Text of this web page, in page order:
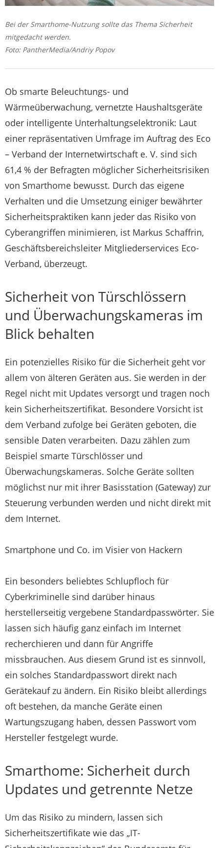
Bei der Smarthome-Nutzung sollte das Thema Sicherheit
mitgedacht werden.
Foto: PantherMedia/Andriy Popov
Ob smarte Beleuchtungs- und
Wärmeüberwachung, vernetzte Haushaltsgeräte
oder intelligente Unterhaltungselektronik: Laut
einer repräsentativen Umfrage im Auftrag des Eco
– Verband der Internetwirtschaft e. V. sind sich
61,4 % der Befragten möglicher Sicherheitsrisiken
von Smarthome bewusst. Durch das eigene
Verhalten und die Umsetzung einiger bewährter
Sicherheitspraktiken kann jeder das Risiko von
Cyberangriffen minimieren, ist Markus Schaffrin,
Geschäftsbereichsleiter Mitgliederservices Eco-
Verband, überzeugt.
Sicherheit von Türschlössern
und Überwachungskameras im
Blick behalten
Ein potenzielles Risiko für die Sicherheit geht vor
allem von älteren Geräten aus. Sie werden in der
Regel nicht mit Updates versorgt und tragen noch
kein Sicherheitszertifikat. Besondere Vorsicht ist
dem Verband zufolge bei Geräten geboten, die
sensible Daten verarbeiten. Dazu zählen zum
Beispiel smarte Türschlösser und
Überwachungskameras. Solche Geräte sollten
möglichst nur mit ihrer Basisstation (Gateway) zur
Steuerung verbunden werden und nicht direkt mit
dem Internet.
Smartphone und Co. im Visier von Hackern
Ein besonders beliebtes Schlupfloch für
Cyberkriminelle sind darüber hinaus
herstellerseitig vergebene Standardpasswörter. Sie
lassen sich häufig ganz einfach im Internet
recherchieren und dann für Angriffe
missbrauchen. Aus diesem Grund ist es sinnvoll,
ein solches Standardpasswort direkt nach
Gerätekauf zu ändern. Ein Risiko bleibt allerdings
oft bestehen, da manche Geräte einen
Wartungszugang haben, dessen Passwort vom
Hersteller festgelegt wurde.
Smarthome: Sicherheit durch
Updates und getrennte Netze
Um das Risiko zu mindern, lassen sich
Sicherheitszertifikate wie das „IT-